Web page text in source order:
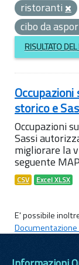
ristoranti
cibo da
RISULTATO
storico e
Occupazioni
Sassi
migliorare la
seguente
CSV Excel XLSX
E' possibile
Documentazione